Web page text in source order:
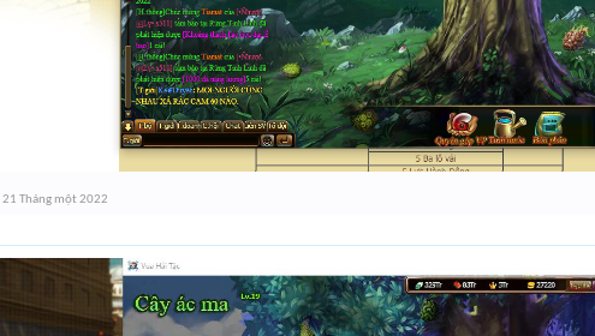
21 Tháng một 2022